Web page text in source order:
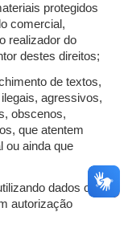
protegidos
comercial,
realizador do
destes direitos;
de textos,
agressivos,
obscenos,
que atentem
ou ainda que
dados ou
autorização